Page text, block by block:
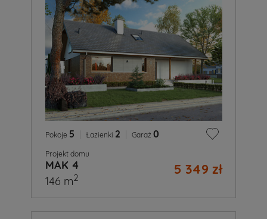
Pokoje 5 Łazienki 2 Garaż 0
Projekt domu
MAK 4 5 349 zł
146 m2